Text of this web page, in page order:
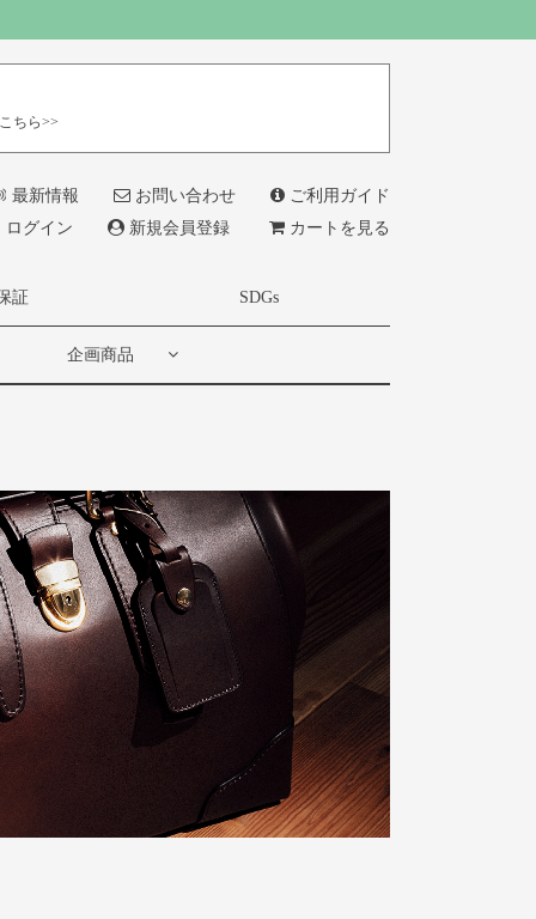
ちら>>
最新情報 お問い合わせ
ご利用ガイド
ログイン
新規会員登録 カートを見る
証 SDGs
企画商品